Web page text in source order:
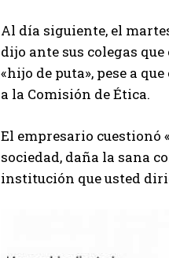
Al día siguiente, el
dijo ante sus colegas
«hijo de puta», pese a
a la Comisión de Ética.
El empresario cuestionó
sociedad, daña la sana
institución que usted